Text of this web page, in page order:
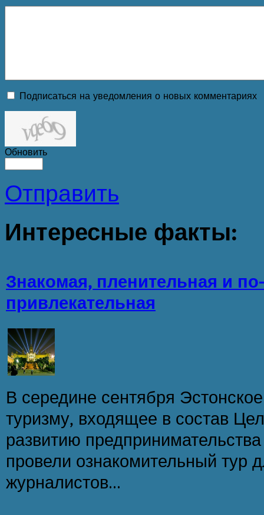
Подписаться на уведомления о новых комментариях
Обновить
Отправить
Интересные факты:
Знакомая, пленительная и
привлекательная
В середине сентября
туризму, входящее в состав
развитию
провели ознакомительный тур
журналистов...